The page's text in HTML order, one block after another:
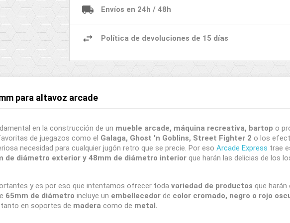
Envíos en 24h / 48h
Política de devoluciones de 15 días
para altavoz arcade
en la construcción de un mueble arcade, máquina recreativa, bartop o
de juegazos como el Galaga, Ghost 'n Goblins, Street Fighter 2 o los
necesidad para cualquier jugón retro que se precie. Por eso Arcade Express trae
de diámetro exterior y 48mm de diámetro interior que harán las delicias de los
y es por eso que intentamos ofrecer toda variedad de productos que harán
65mm de diámetro incluye un embellecedor de color cromado, negro o rojo
en soportes de madera como de metal.